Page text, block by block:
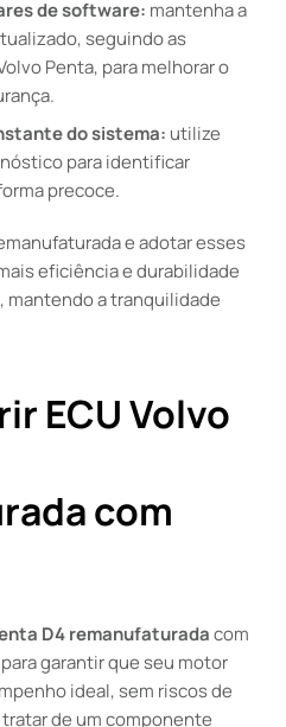
de software: mantenha a
seguindo as
Penta, para melhorar o
do sistema: utilize
para identificar
precoce.
e adotar esses
eficiência e durabilidade
mantendo a tranquilidade
ECU Volvo
com
D4 remanufaturadacom
garantir que seu motor
ideal, sem riscos de
de um componente